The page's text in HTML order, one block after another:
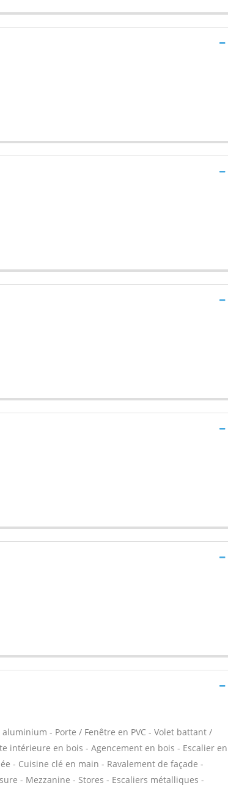
- Porte / Fenêtre en PVC - Volet battant /
intérieure en bois - Agencement en bois - Escalier en
- Cuisine clé en main - Ravalement de façade -
- Mezzanine - Stores - Escaliers métalliques -